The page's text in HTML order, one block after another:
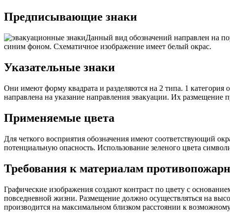
Предписывающие знаки
Данный вид обозначений направлен на
синим фоном. Схематичное изображение имеет белый окрас.
Указательные знаки
Они имеют форму квадрата и разделяются на 2 типа. 1
направлена на указание направления эвакуации. Их размещение
Применяемые цвета
Для четкого восприятия обозначения имеют соответствующий
потенциальную опасность. Использование зеленого цвета
Требования к материалам
Графические изображения создают контраст по цвету с
повседневной жизни. Размещение должно осуществляться на
производится на максимальном близком расстоянии к